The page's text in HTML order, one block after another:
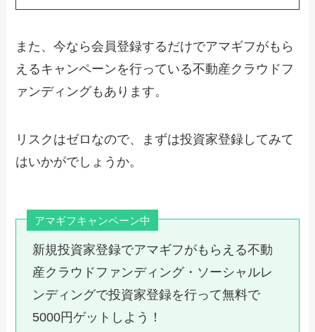
また、今なら会員登録するだけでアマギフがもら
えるキャンペーンを行っている不動産クラウドフ
ァンディングもあります。
リスクはゼロなので、まずは投資家登録してみて
はいかがでしょうか。
アマギフキャンペーン中
新規投資家登録でアマギフがもらえる不動
産クラウドファンディング・ソーシャルレ
ンディングで投資家登録を行って無料で
5000円ゲットしよう！